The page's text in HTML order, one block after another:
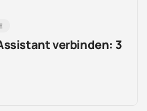
verbinden: 3